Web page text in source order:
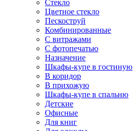
Стекло
Цветное стекло
Пескоструй
Комбинированные
С витражами
С фотопечатью
Назначение
Шкафы-купе в гостиную
В коридор
В прихожую
Шкафы-купе в спальню
Детские
Офисные
Для книг